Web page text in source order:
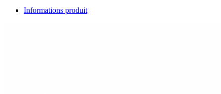
Informations produit